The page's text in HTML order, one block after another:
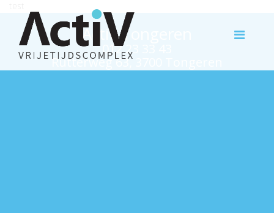
Activ Tongeren
012 23 33 43
Rutterweg 63, 3700 Tongeren